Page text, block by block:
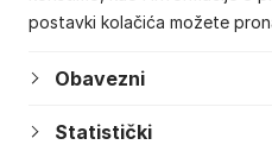
postavki kolačića možete
Obavezni
Statistički